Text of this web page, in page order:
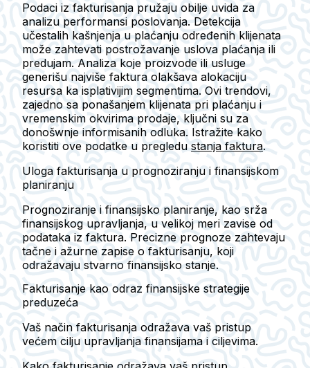
Podaci iz fakturisanja pružaju obilje uvida za
analizu performansi poslovanja. Detekcija
učestalih kašnjenja u plaćanju određenih klijenata
može zahtevati postrožavanje uslova plaćanja ili
predujam. Analiza koje proizvode ili usluge
generišu najviše faktura olakšava alokaciju
resursa ka isplativijim segmentima. Ovi trendovi,
zajedno sa ponašanjem klijenata pri plaćanju i
vremenskim okvirima prodaje, ključni su za
donošwnje informisanih odluka. Istražite kako
koristiti ove podatke u pregledu stanja faktura.
Uloga fakturisanja u prognoziranju i finansijskom
planiranju
Prognoziranje i finansijsko planiranje, kao srža
finansijskog upravljanja, u velikoj meri zavise od
podataka iz faktura. Precizne prognoze zahtevaju
tačne i ažurne zapise o fakturisanju, koji
odražavaju stvarno finansijsko stanje.
Fakturisanje kao odraz finansijske strategije
preduzeća
Vaš način fakturisanja odražava vaš pristup
većem cilju upravljanja finansijama i ciljevima.